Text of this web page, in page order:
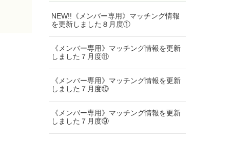
NEW!!《メンバー専用》マッチング情報
を更新しました８月度①
《メンバー専用》マッチング情報を更新
しました７月度⑪
《メンバー専用》マッチング情報を更新
しました７月度⑩
《メンバー専用》マッチング情報を更新
しました７月度⑨